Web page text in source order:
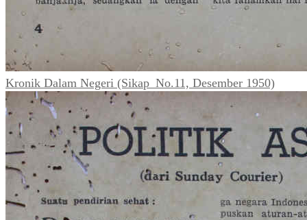
Kronik Dalam Negeri (Sikap_No.11, Desember 1950)